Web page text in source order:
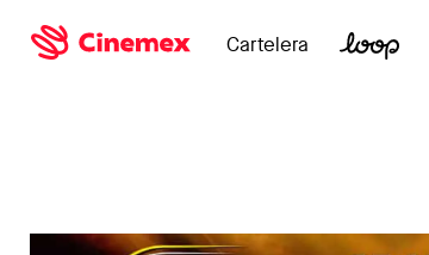
Cartelera